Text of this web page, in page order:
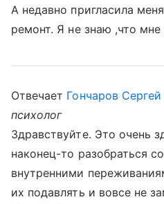
А недавно пригласила
ремонт. Я не знаю ,что мне
Отвечает Гончаров Сергей
психолог
Здравствуйте. Это очень
наконец-то разобраться
внутренними
их подавлять и вовсе не